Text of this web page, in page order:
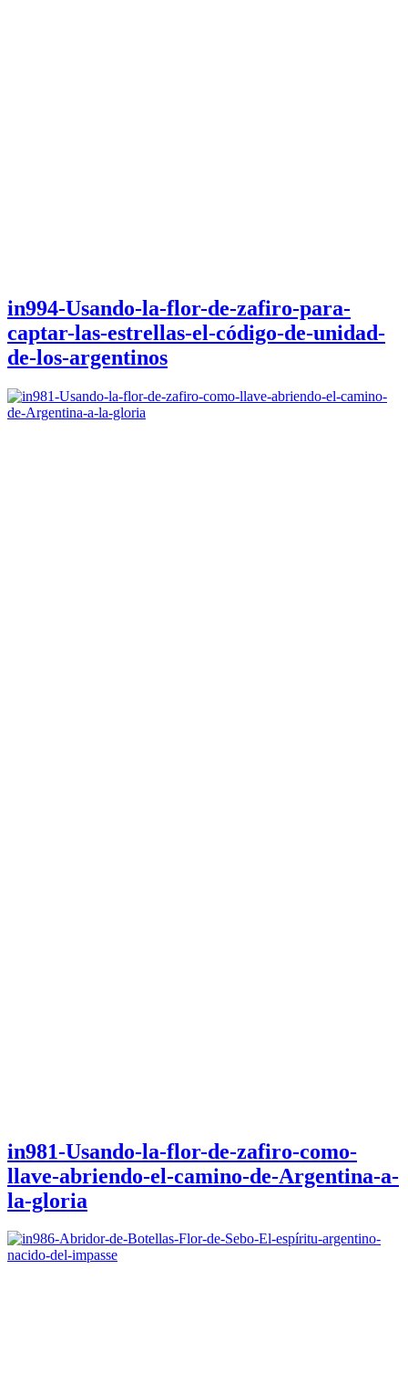
in994-Usando-la-flor-de-zafiro-para-
captar-las-estrellas-el-código-de-unidad-
de-los-argentinos
in981-Usando-la-flor-de-zafiro-como-
llave-abriendo-el-camino-de-Argentina-a-
la-gloria